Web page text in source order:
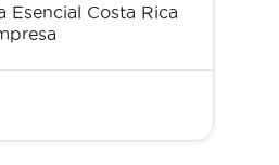
Esencial Costa Rica